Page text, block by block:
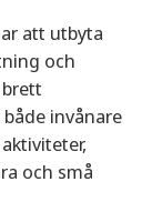
att utbyta
och
invånare
och små